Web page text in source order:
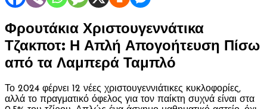
Φρουτάκια Χριστουγεννάτικα
Τζακποτ: Η Απλή Απογοήτευση Πίσω
από τα Λαμπερά Ταμπλό
Το 2024 φέρνει 12 νέες χριστουγεννιάτικες κυκλοφορίες,
αλλά το πραγματικό όφελος για τον παίκτη συχνά είναι στα